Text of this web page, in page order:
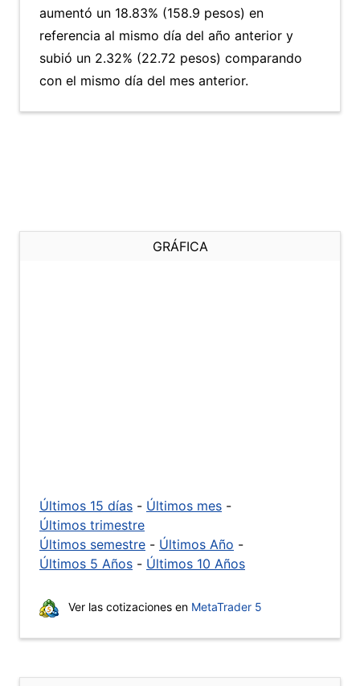
aumentó un 18.83% (158.9 pesos) en
referencia al mismo día del año anterior y
subió un 2.32% (22.72 pesos) comparando
con el mismo día del mes anterior.
GRÁFICA
Últimos 15 días - Últimos mes -
Últimos trimestre
Últimos semestre - Últimos Año -
Últimos 5 Años - Últimos 10 Años
Ver las cotizaciones en MetaTrader 5